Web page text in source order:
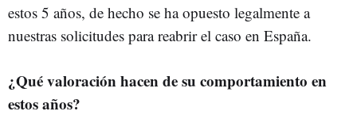
estos 5 años, de hecho se ha opuesto legalmente a
nuestras solicitudes para reabrir el caso en España.
¿Qué valoración hacen de su comportamiento en
estos años?